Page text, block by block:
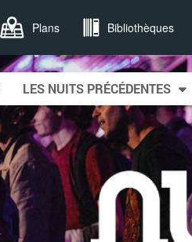
Plans Bibliothèques
LES NUITS PRÉCÉDENTES